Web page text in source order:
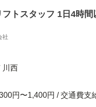
トスタッフ 1日4時
社
川西
円〜1,400円 / 交通費支